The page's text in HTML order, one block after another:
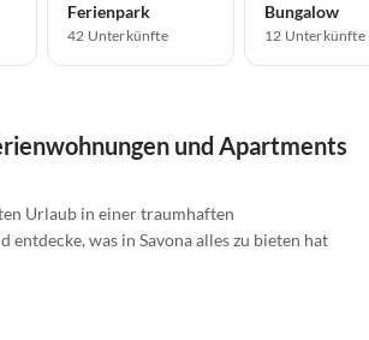
Ferienpark
42 Unterkünfte
Bungalow
12 Unterkünfte
und Apartments
Urlaub in einer traumhaften
entdecke, was in Savona alles zu bieten hat